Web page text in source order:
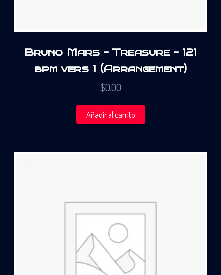
Bruno Mars – Treasure – 121
bpm vers 1 (Arrangement)
$0.00
Añadir al carrito